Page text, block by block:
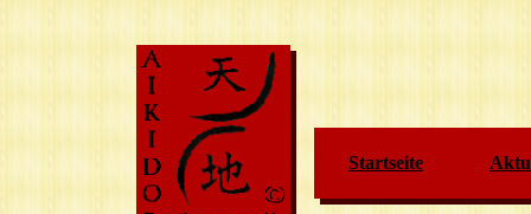
Startseite